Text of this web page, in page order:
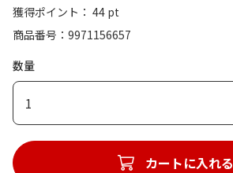
獲得ポイント： 44 pt
商品番号
9971156657
数量
1
カートに入れる